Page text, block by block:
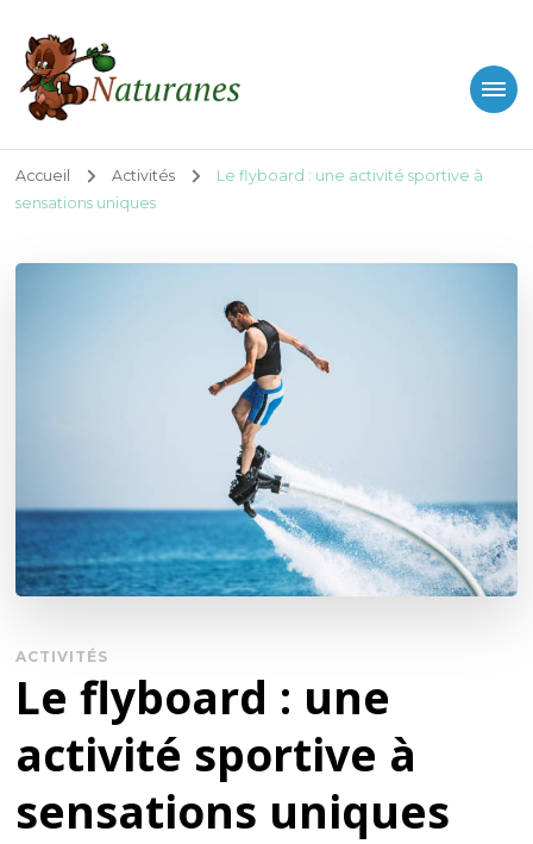
Naturanes
Accueil Activités
Le flyboard : une activité sportive à
sensations uniques
ACTIVITÉS
Le flyboard : une
activité sportive à
sensations uniques